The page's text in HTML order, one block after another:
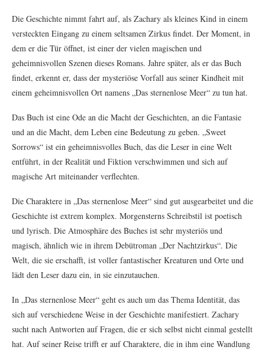
Die Geschichte nimmt fahrt auf, als Zachary als kleines Kind in einem
versteckten Eingang zu einem seltsamen Zirkus findet. Der Moment, in
dem er die Tür öffnet, ist einer der vielen magischen und
geheimnisvollen Szenen dieses Romans. Jahre später, als er das Buch
findet, erkennt er, dass der mysteriöse Vorfall aus seiner Kindheit mit
einem geheimnisvollen Ort namens „Das sternenlose Meer“ zu tun hat.
Das Buch ist eine Ode an die Macht der Geschichten, an die Fantasie
und an die Macht, dem Leben eine Bedeutung zu geben. „Sweet
Sorrows“ ist ein geheimnisvolles Buch, das die Leser in eine Welt
entführt, in der Realität und Fiktion verschwimmen und sich auf
magische Art miteinander verflechten.
Die Charaktere in „Das sternenlose Meer“ sind gut ausgearbeitet und die
Geschichte ist extrem komplex. Morgensterns Schreibstil ist poetisch
und lyrisch. Die Atmosphäre des Buches ist sehr mysteriös und
magisch, ähnlich wie in ihrem Debütroman „Der Nachtzirkus“. Die
Welt, die sie erschafft, ist voller fantastischer Kreaturen und Orte und
lädt den Leser dazu ein, in sie einzutauchen.
In „Das sternenlose Meer“ geht es auch um das Thema Identität, das
sich auf verschiedene Weise in der Geschichte manifestiert. Zachary
sucht nach Antworten auf Fragen, die er sich selbst nicht einmal gestellt
hat. Auf seiner Reise trifft er auf Charaktere, die in ihm eine Wandlung